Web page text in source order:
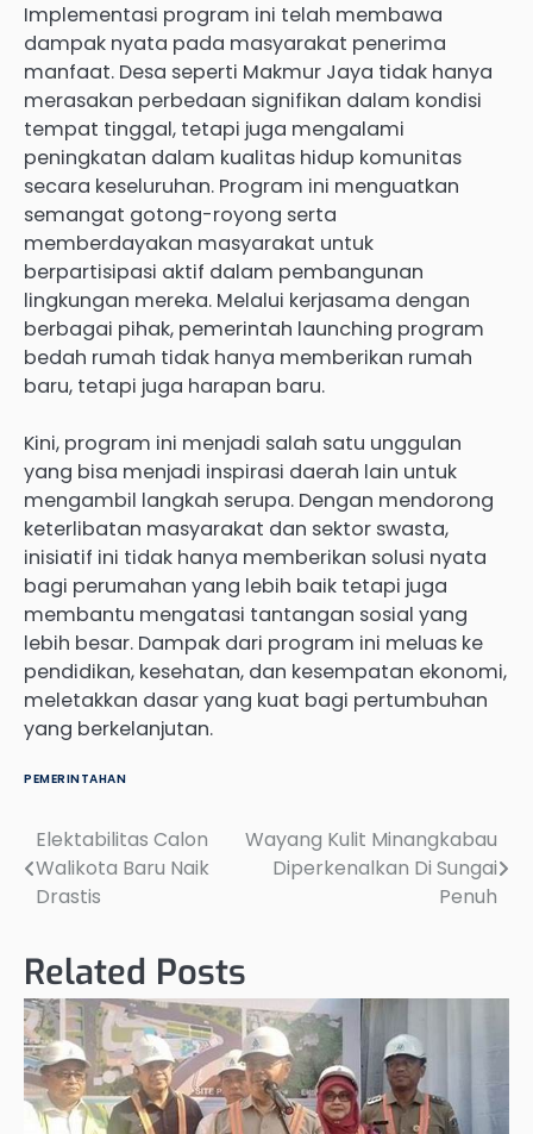
Implementasi program ini telah membawa
dampak nyata pada masyarakat penerima
manfaat. Desa seperti Makmur Jaya tidak hanya
merasakan perbedaan signifikan dalam kondisi
tempat tinggal, tetapi juga mengalami
peningkatan dalam kualitas hidup komunitas
secara keseluruhan. Program ini menguatkan
semangat gotong-royong serta
memberdayakan masyarakat untuk
berpartisipasi aktif dalam pembangunan
lingkungan mereka. Melalui kerjasama dengan
berbagai pihak, pemerintah launching program
bedah rumah tidak hanya memberikan rumah
baru, tetapi juga harapan baru.
Kini, program ini menjadi salah satu unggulan
yang bisa menjadi inspirasi daerah lain untuk
mengambil langkah serupa. Dengan mendorong
keterlibatan masyarakat dan sektor swasta,
inisiatif ini tidak hanya memberikan solusi nyata
bagi perumahan yang lebih baik tetapi juga
membantu mengatasi tantangan sosial yang
lebih besar. Dampak dari program ini meluas ke
pendidikan, kesehatan, dan kesempatan ekonomi,
meletakkan dasar yang kuat bagi pertumbuhan
yang berkelanjutan.
PEMERINTAHAN
Post
navigation
Elektabilitas Calon
Walikota Baru Naik
Drastis
Wayang Kulit Minangkabau
Diperkenalkan Di Sungai
Penuh
Related Posts